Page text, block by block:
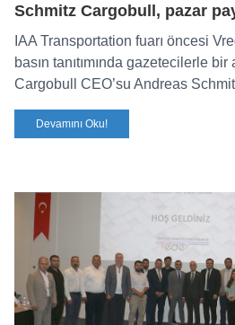
Schmitz Cargobull, pazar
IAA Transportation fuarı öncesi
basın tanıtımında gazetecilerle
Cargobull CEO’su Andreas
Devamını Oku!